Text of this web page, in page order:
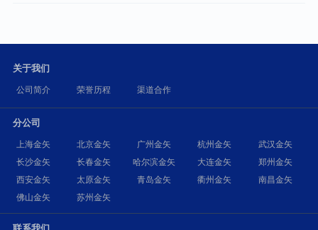
关于我们
公司简介 荣誉历程 渠道合作
分公司
上海金矢 北京金矢 广州金矢 杭州金矢
武汉金矢
长沙金矢
长春金矢 哈尔滨金矢 大连金矢
郑州金矢
西安金矢
太原金矢 青岛金矢 衢州金矢
南昌金矢
佛山金矢
苏州金矢